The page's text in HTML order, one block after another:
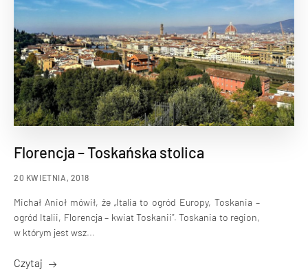
Florencja – Toskańska stolica
20 KWIETNIA, 2018
Michał Anioł mówił, że „Italia to ogród Europy, Toskania –
ogród Italii, Florencja – kwiat Toskanii”. Toskania to region,
w którym jest wsz...
Czytaj